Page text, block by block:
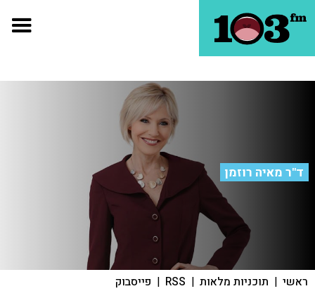
ד"ר מאיה רוזמן
ראשי | תוכניות מלאות |
RSS
| פייסבוק